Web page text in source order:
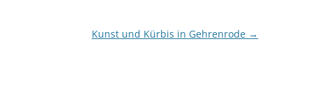
Kunst und Kürbis in Gehrenrode →